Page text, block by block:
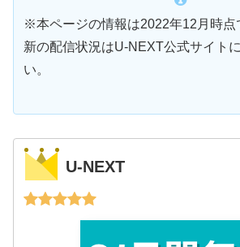
※本ページの情報は2022年12月時点
新の配信状況はU-NEXT公式サイト
い。
U-NEXT